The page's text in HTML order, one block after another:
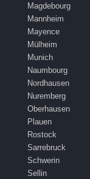
Magdebourg
Mannheim
Mayence
Mülheim
Munich
Naumbourg
Nordhausen
Nuremberg
Oberhausen
Plauen
Rostock
Sarrebruck
Schwerin
Sellin